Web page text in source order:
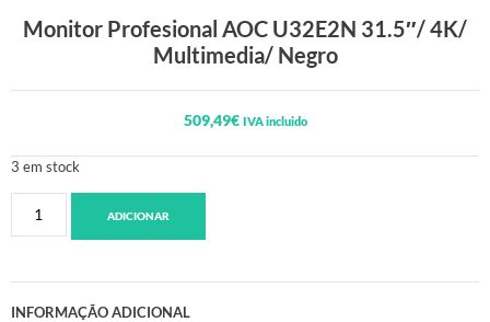
Monitor Profesional AOC U32E2N 31.5″/ 4K/
Multimedia/ Negro
509,49€ IVA incluido
3 em stock
ADICIONAR
INFORMAÇÃO ADICIONAL